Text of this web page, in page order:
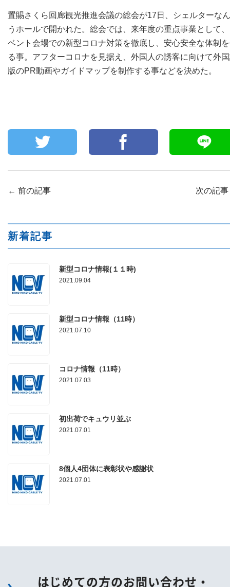
お申し込み
〒041-0801
北海道函館市桔梗町379-31
0138-34-2525
〒950-1189
新潟県新潟市西区山田2310-39
025-210-1200
営業時間 9:00～18:00
置賜さくら回廊観光推進会議の総会が17日、シェルターな
うホールで開かれた。総会では、来年度の重点事業として
ベント会場での新型コロナ対策を徹底し、安心安全な体制
る事。アフターコロナを見据え、外国人の誘客に向けて外
版のPR動画やガイドマップを制作する事などを決めた。
← 前の記事 次の記事
新着記事
新型コロナ情報(１１時)
2021.09.04
新型コロナ情報（11時）
2021.07.10
コロナ情報（11時）
2021.07.03
初出荷でキュウリ並ぶ
2021.07.01
8個人4団体に表彰状や感謝状
2021.07.01
はじめての方のお問い合わせ・